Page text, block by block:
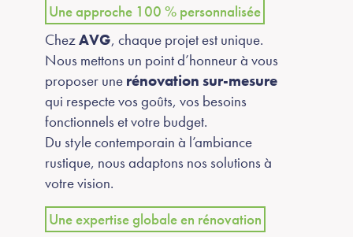
Une approche 100 % personnalisée
ChezAVG, chaque projet est unique.
Nous mettons un point d’honneur à vous
proposer une rénovation sur-mesure
qui respecte vos goûts, vos besoins
fonctionnels et votre budget.
Du style contemporain à l’ambiance
rustique, nous adaptons nos solutions à
votre vision.
Une expertise globale en rénovation